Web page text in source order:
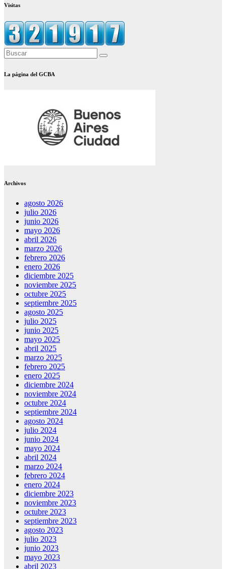
Visitas
La página del GCBA
Archivos
agosto 2026
julio 2026
junio 2026
mayo 2026
abril 2026
marzo 2026
febrero 2026
enero 2026
diciembre 2025
noviembre 2025
octubre 2025
septiembre 2025
agosto 2025
julio 2025
junio 2025
mayo 2025
abril 2025
marzo 2025
febrero 2025
enero 2025
diciembre 2024
noviembre 2024
octubre 2024
septiembre 2024
agosto 2024
julio 2024
junio 2024
mayo 2024
abril 2024
marzo 2024
febrero 2024
enero 2024
diciembre 2023
noviembre 2023
octubre 2023
septiembre 2023
agosto 2023
julio 2023
junio 2023
mayo 2023
abril 2023